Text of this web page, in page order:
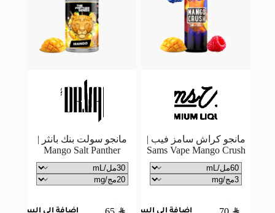
مانجو كراش سامز فيب |
Sams Vape Mango Crush
إضافة إلى السلة
مانجو سولت بنك بانثر |
Mango Salt Panther
إضافة إلى السلة